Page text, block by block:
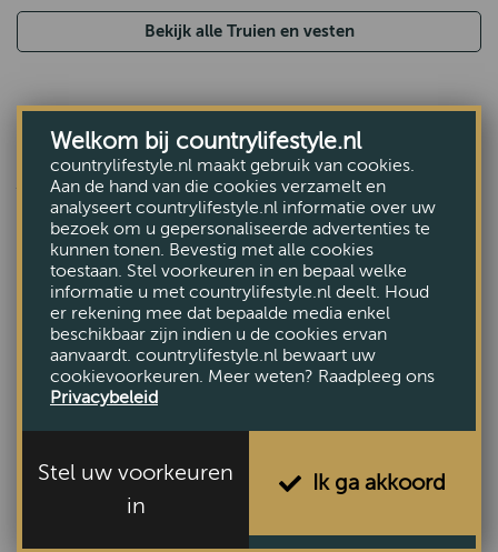
Bekijk alle Truien en vesten
ANDEREN BEKEKEN OOK
Welkom bij countrylifestyle.nl
countrylifestyle.nl maakt gebruik van cookies.
Aan de hand van die cookies verzamelt en
analyseert countrylifestyle.nl informatie over uw
bezoek om u gepersonaliseerde advertenties te
kunnen tonen. Bevestig met alle cookies
toestaan. Stel voorkeuren in en bepaal welke
informatie u met countrylifestyle.nl deelt. Houd
er rekening mee dat bepaalde media enkel
beschikbaar zijn indien u de cookies ervan
aanvaardt. countrylifestyle.nl bewaart uw
cookievoorkeuren. Meer weten? Raadpleeg ons
Privacybeleid
Stel uw voorkeuren
in
Ik ga akkoord